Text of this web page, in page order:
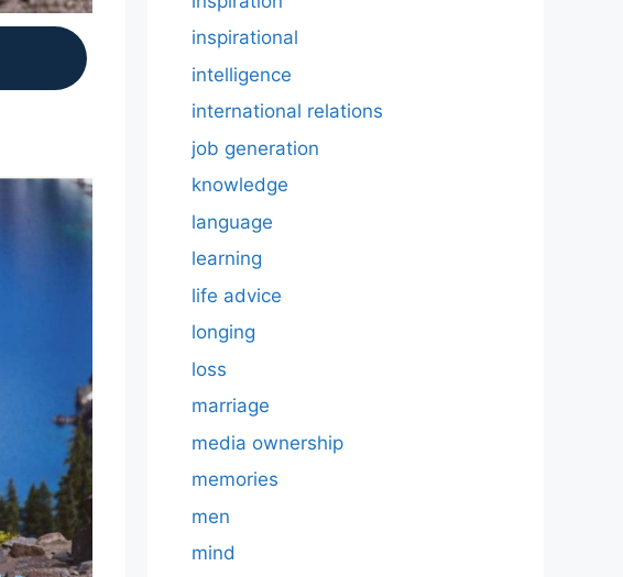
inspirational
intelligence
international relations
job generation
knowledge
language
learning
life advice
longing
loss
marriage
media ownership
memories
men
mind